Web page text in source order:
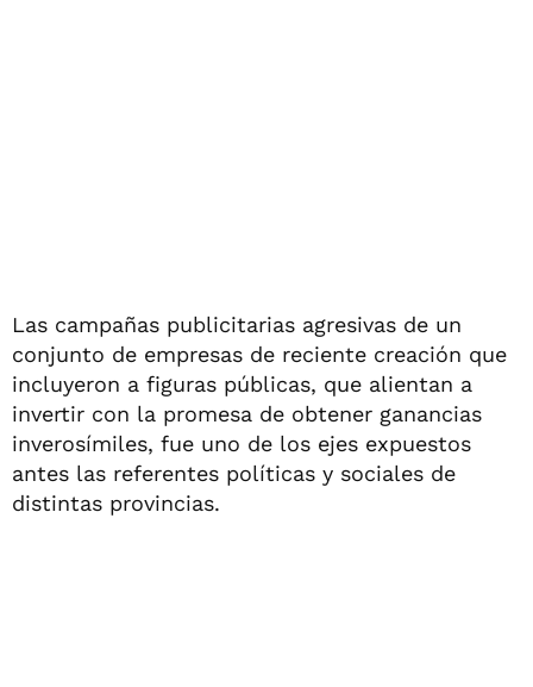
Las campañas publicitarias agresivas de un
conjunto de empresas de reciente creación que
incluyeron a figuras públicas, que alientan a
invertir con la promesa de obtener ganancias
inverosímiles, fue uno de los ejes expuestos
antes las referentes políticas y sociales de
distintas provincias.